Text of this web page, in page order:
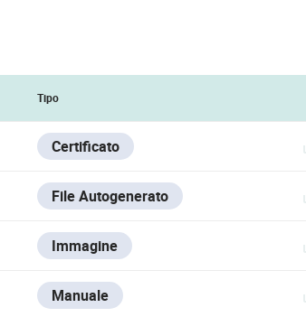
Tipo
Certificato
File Autogenerato
Immagine
Manuale